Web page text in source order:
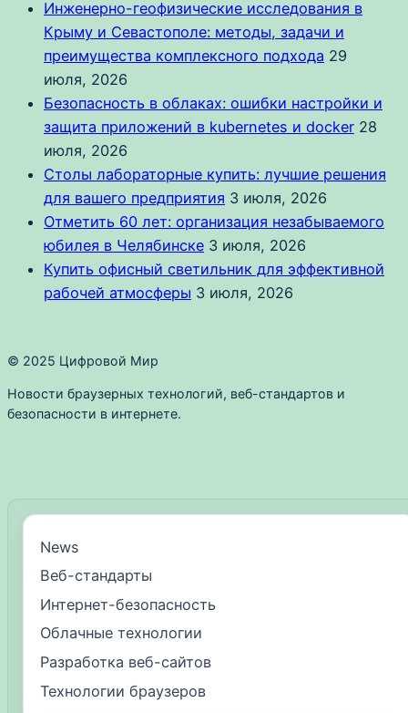
Инженерно-геофизические исследования в
Крыму и Севастополе: методы, задачи и
преимущества комплексного подхода 29
июля, 2026
Безопасность в облаках: ошибки настройки и
защита приложений в kubernetes и docker 28
июля, 2026
Столы лабораторные купить: лучшие решения
для вашего предприятия 3 июля, 2026
Отметить 60 лет: организация незабываемого
юбилея в Челябинске 3 июля, 2026
Купить офисный светильник для эффективной
рабочей атмосферы 3 июля, 2026
© 2025 Цифровой Мир
Новости браузерных технологий, веб-стандартов и
безопасности в интернете.
News
Веб-стандарты
Интернет-безопасность
Облачные технологии
Разработка веб-сайтов
Технологии браузеров